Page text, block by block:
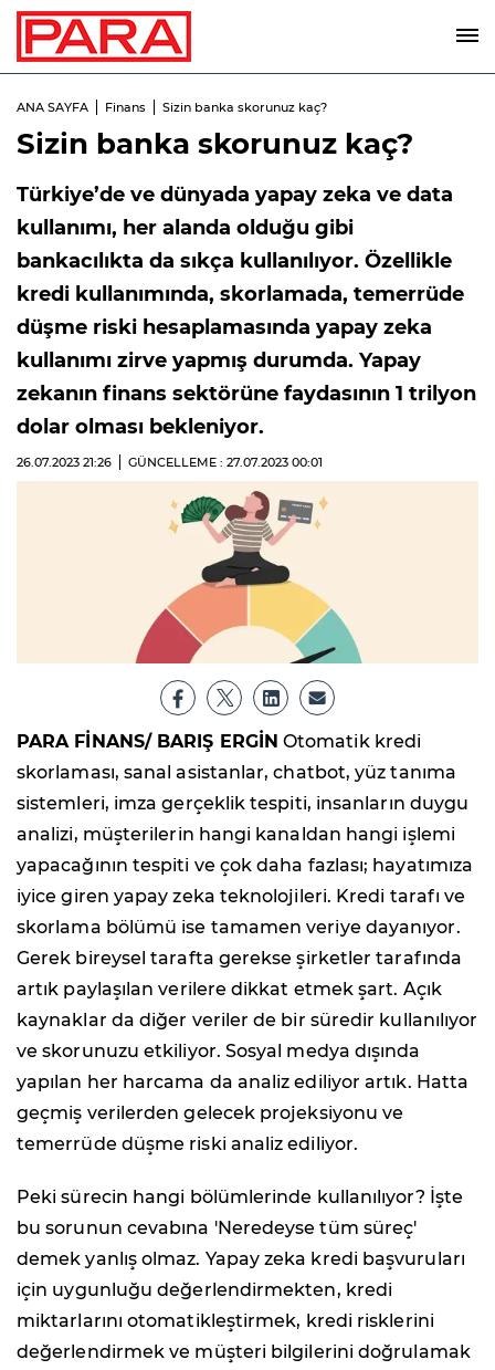
ANA SAYFA Finans Sizin banka skorunuz kaç?
Sizin banka skorunuz kaç?
Türkiye’de ve dünyada yapay zeka ve data
kullanımı, her alanda olduğu gibi
bankacılıkta da sıkça kullanılıyor. Özellikle
kredi kullanımında, skorlamada, temerrüde
düşme riski hesaplamasında yapay zeka
kullanımı zirve yapmış durumda. Yapay
zekanın finans sektörüne faydasının 1 trilyon
dolar olması bekleniyor.
26.07.2023 21:26 GÜNCELLEME : 27.07.2023 00:01
PARA FİNANS/ BARIŞ ERGİN Otomatik kredi
skorlaması, sanal asistanlar, chatbot, yüz tanıma
sistemleri, imza gerçeklik tespiti, insanların duygu
analizi, müşterilerin hangi kanaldan hangi işlemi
yapacağının tespiti ve çok daha fazlası; hayatımıza
iyice giren yapay zeka teknolojileri. Kredi tarafı ve
skorlama bölümü ise tamamen veriye dayanıyor.
Gerek bireysel tarafta gerekse şirketler tarafında
artık paylaşılan verilere dikkat etmek şart. Açık
kaynaklar da diğer veriler de bir süredir kullanılıyor
ve skorunuzu etkiliyor. Sosyal medya dışında
yapılan her harcama da analiz ediliyor artık. Hatta
geçmiş verilerden gelecek projeksiyonu ve
temerrüde düşme riski analiz ediliyor.
Peki sürecin hangi bölümlerinde kullanılıyor? İşte
bu sorunun cevabına 'Neredeyse tüm süreç'
demek yanlış olmaz. Yapay zeka kredi başvuruları
için uygunluğu değerlendirmekten, kredi
miktarlarını otomatikleştirmek, kredi risklerini
değerlendirmek ve müşteri bilgilerini doğrulamak